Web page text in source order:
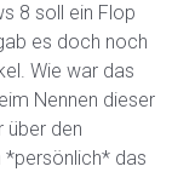
8 soll ein Flop
es doch noch
Wie war das
Nennen dieser
über den
*persönlich* das